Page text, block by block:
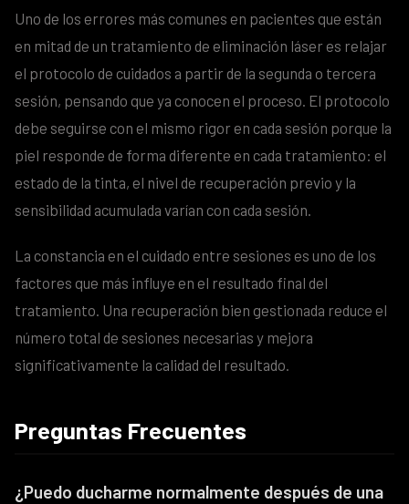
Uno de los errores más comunes en pacientes que están
en mitad de un tratamiento de eliminación láser es relajar
el protocolo de cuidados a partir de la segunda o tercera
sesión, pensando que ya conocen el proceso. El protocolo
debe seguirse con el mismo rigor en cada sesión porque la
piel responde de forma diferente en cada tratamiento: el
estado de la tinta, el nivel de recuperación previo y la
sensibilidad acumulada varían con cada sesión.
La constancia en el cuidado entre sesiones es uno de los
factores que más influye en el resultado final del
tratamiento. Una recuperación bien gestionada reduce el
número total de sesiones necesarias y mejora
significativamente la calidad del resultado.
Preguntas Frecuentes
¿Puedo ducharme normalmente después de una